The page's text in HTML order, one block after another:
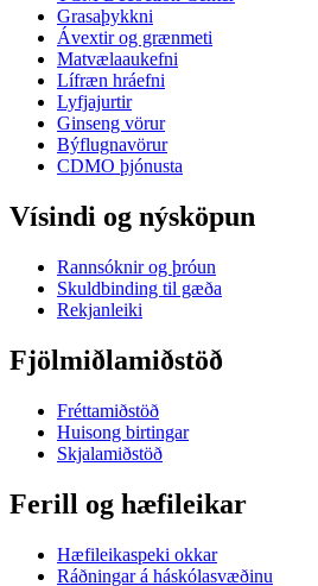
Grasaþykkni
Ávextir og grænmeti
Matvælaaukefni
Lífræn hráefni
Lyfjajurtir
Ginseng vörur
Býflugnavörur
CDMO þjónusta
Vísindi og nýsköpun
Rannsóknir og þróun
Skuldbinding til gæða
Rekjanleiki
Fjölmiðlamiðstöð
Fréttamiðstöð
Huisong birtingar
Skjalamiðstöð
Ferill og hæfileikar
Hæfileikaspeki okkar
Ráðningar á háskólasvæðinu